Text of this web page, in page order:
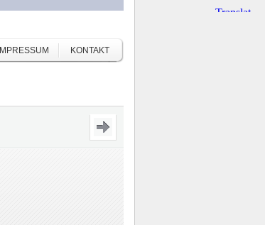
IMPRESSUM KONTAKT